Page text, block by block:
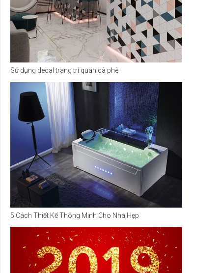
Sử dụng decal trang trí quán cà phê
5 Cách Thiết Kế Thông Minh Cho Nhà Hẹp